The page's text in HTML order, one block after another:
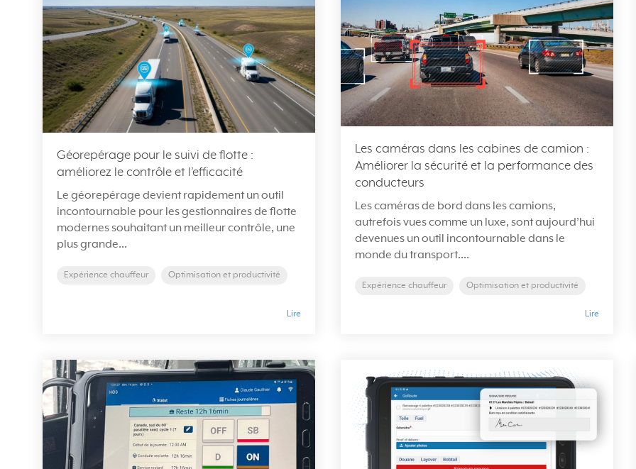
Géorepérage pour le suivi de flotte :
améliorez le contrôle et l’efficacité
Le géorepérage devient rapidement un outil
incontournable pour les gestionnaires de flotte
modernes souhaitant un meilleur contrôle, une
plus grande...
Expérience chauffeur Optimisation et productivité
Lire
Les caméras dans les cabines de camion :
Améliorer la sécurité et la performance des
conducteurs
Les caméras de bord dans les camions,
autrefois vues comme un luxe, sont aujourd’hui
devenues un outil incontournable dans le
monde du transport....
Expérience chauffeur Optimisation et productivité
Lire